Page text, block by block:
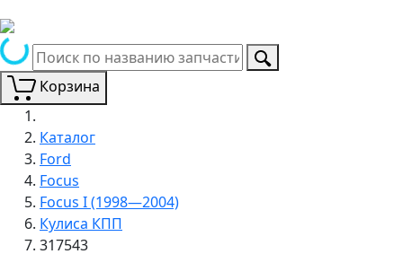
Корзина
Каталог
Ford
Focus
Focus I (1998—2004)
Кулиса КПП
317543